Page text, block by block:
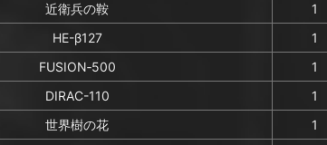
近衛兵の鞍
1
HE-β127
1
FUSION‐500
1
DIRAC-110
1
世界樹の花
1